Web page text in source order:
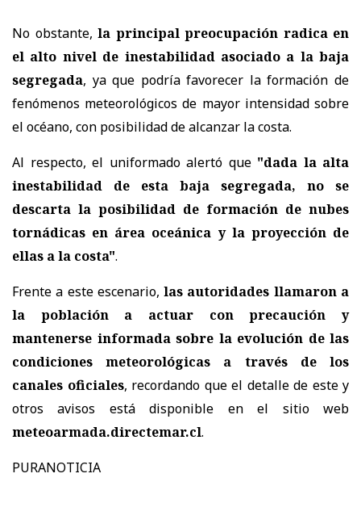
No obstante, la principal preocupación radica en
el alto nivel de inestabilidad asociado a la baja
segregada, ya que podría favorecer la formación de
fenómenos meteorológicos de mayor intensidad sobre
el océano, con posibilidad de alcanzar la costa.
Al respecto, el uniformado alertó que "dada la alta
inestabilidad de esta baja segregada, no se
descarta la posibilidad de formación de nubes
tornádicas en área oceánica y la proyección de
ellas a la costa".
Frente a este escenario,las autoridades llamaron a
la población a actuar con precaución y
mantenerse informada sobre la evolución de las
condiciones meteorológicas a través de los
canales oficiales, recordando que el detalle de este y
otros avisos está disponible en el sitio web
meteoarmada.directemar.cl.
PURANOTICIA